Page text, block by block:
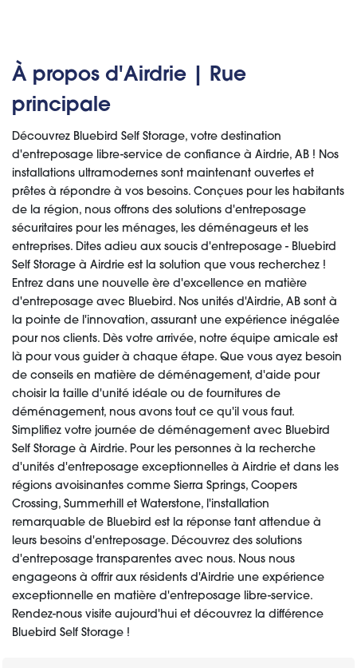
À propos d'Airdrie | Rue
principale
Découvrez Bluebird Self Storage, votre destination
d'entreposage libre-service de confiance à Airdrie, AB ! Nos
installations ultramodernes sont maintenant ouvertes et
prêtes à répondre à vos besoins. Conçues pour les habitants
de la région, nous offrons des solutions d'entreposage
sécuritaires pour les ménages, les déménageurs et les
entreprises. Dites adieu aux soucis d'entreposage - Bluebird
Self Storage à Airdrie est la solution que vous recherchez !
Entrez dans une nouvelle ère d'excellence en matière
d'entreposage avec Bluebird. Nos unités d'Airdrie, AB sont à
la pointe de l'innovation, assurant une expérience inégalée
pour nos clients. Dès votre arrivée, notre équipe amicale est
là pour vous guider à chaque étape. Que vous ayez besoin
de conseils en matière de déménagement, d'aide pour
choisir la taille d'unité idéale ou de fournitures de
déménagement, nous avons tout ce qu'il vous faut.
Simplifiez votre journée de déménagement avec Bluebird
Self Storage à Airdrie. Pour les personnes à la recherche
d'unités d'entreposage exceptionnelles à Airdrie et dans les
régions avoisinantes comme Sierra Springs, Coopers
Crossing, Summerhill et Waterstone, l'installation
remarquable de Bluebird est la réponse tant attendue à
leurs besoins d'entreposage. Découvrez des solutions
d'entreposage transparentes avec nous. Nous nous
engageons à offrir aux résidents d'Airdrie une expérience
exceptionnelle en matière d'entreposage libre-service.
Rendez-nous visite aujourd'hui et découvrez la différence
Bluebird Self Storage !